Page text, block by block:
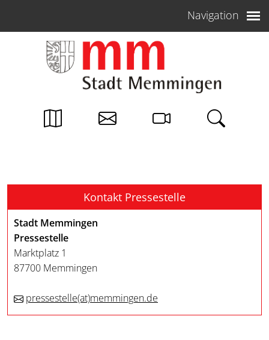
Navigation
Kontakt Pressestelle
Stadt Memmingen
Pressestelle
Marktplatz 1
87700 Memmingen
pressestelle(at)memmingen.de